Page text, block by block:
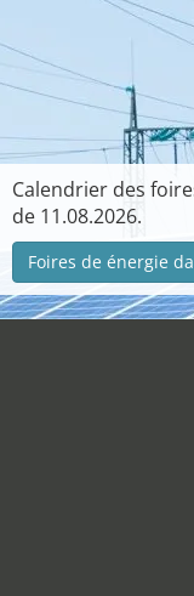
Calendrier des
de 11.08.2026.
Foires de énergie